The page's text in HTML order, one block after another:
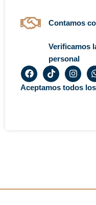
Contamos
Verificamos
personal
F
a
c
T
i
k
I
n
s
Aceptamos todos